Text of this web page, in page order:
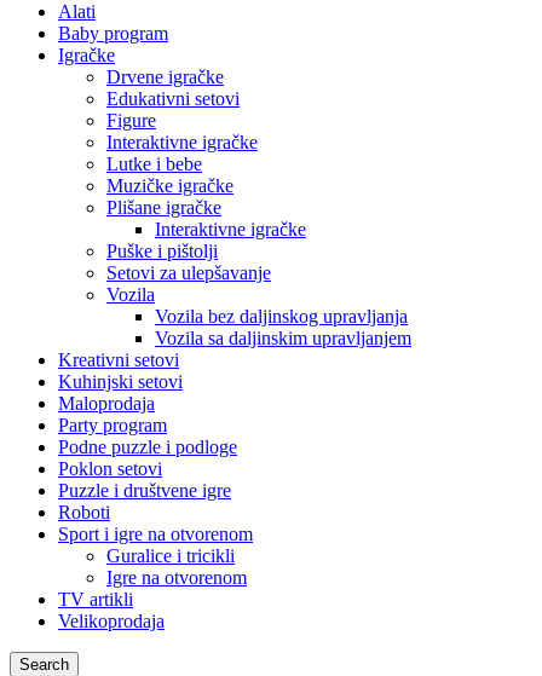
Alati
Baby program
Igračke
Drvene igračke
Edukativni setovi
Figure
Interaktivne igračke
Lutke i bebe
Muzičke igračke
Plišane igračke
Interaktivne igračke
Puške i pištolji
Setovi za ulepšavanje
Vozila
Vozila bez daljinskog upravljanja
Vozila sa daljinskim upravljanjem
Kreativni setovi
Kuhinjski setovi
Maloprodaja
Party program
Podne puzzle i podloge
Poklon setovi
Puzzle i društvene igre
Roboti
Sport i igre na otvorenom
Guralice i tricikli
Igre na otvorenom
TV artikli
Velikoprodaja
Search